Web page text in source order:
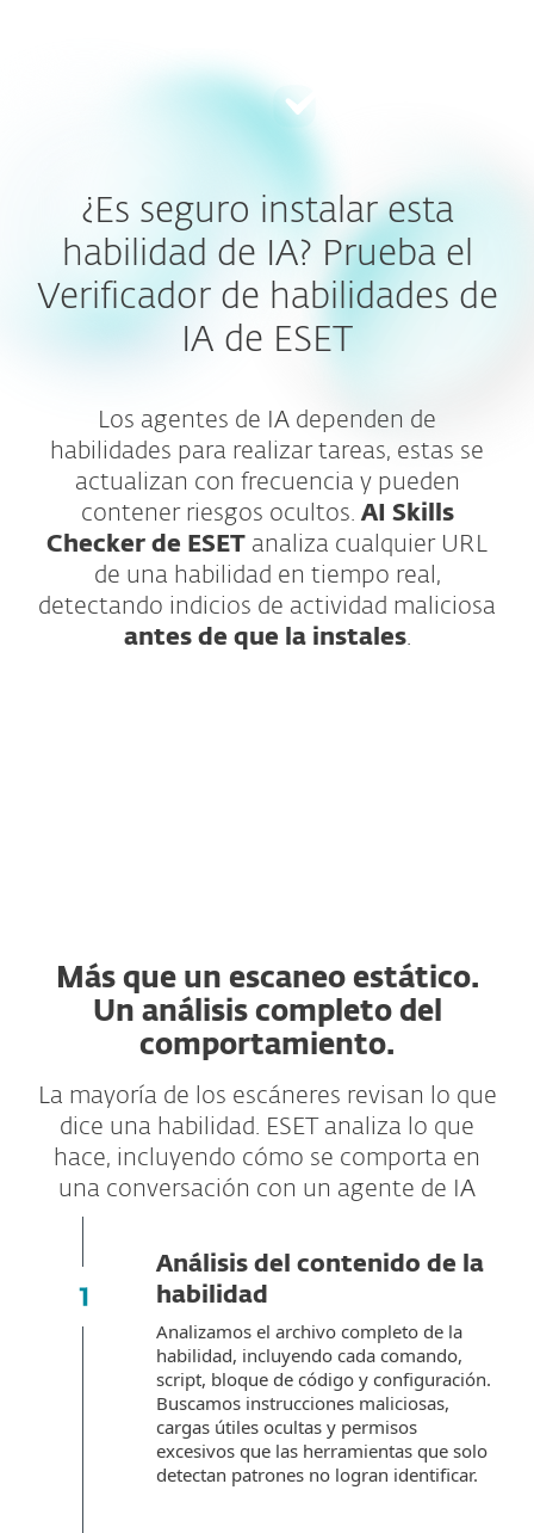
¿Es seguro instalar esta
habilidad de IA? Prueba el
Verificador de habilidades de
IA de ESET
Los agentes de IA dependen de
habilidades para realizar tareas, estas se
actualizan con frecuencia y pueden
contener riesgos ocultos. AI Skills
Checker de ESET analiza cualquier URL
de una habilidad en tiempo real,
detectando indicios de actividad maliciosa
antes de que la instales.
Más que un escaneo estático.
Un análisis completo del
comportamiento.
La mayoría de los escáneres revisan lo que
dice una habilidad. ESET analiza lo que
hace, incluyendo cómo se comporta en
una conversación con un agente de IA
Análisis del contenido de la
habilidad
Analizamos el archivo completo de la
habilidad, incluyendo cada comando,
script, bloque de código y configuración.
Buscamos instrucciones maliciosas,
cargas útiles ocultas y permisos
excesivos que las herramientas que solo
detectan patrones no logran identificar.